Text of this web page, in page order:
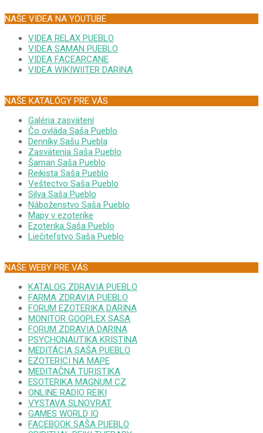
NAŠE VIDEA NA YOUTUBE
VIDEA RELAX PUEBLO
VIDEA SAMAN PUEBLO
VIDEA FACEARCANE
VIDEA WIKIWIITER DARINA
NAŠE KATALÓGY PRE VÁS
Galéria zasvätení
Čo ovláda Saša Pueblo
Denníky Sašu Puebla
Zasvätenia Saša Pueblo
Šaman Saša Pueblo
Reikista Saša Pueblo
Veštectvo Saša Pueblo
Silva Saša Pueblo
Náboženstvo Saša Pueblo
Mapy v ezoterike
Ezoterika Saša Pueblo
Liečiteľstvo Saša Pueblo
NAŠE WEBY PRE VÁS
KATALOG ZDRAVIA PUEBLO
FARMA ZDRAVIA PUEBLO
FORUM EZOTERIKA DARINA
MONITOR GOOPLEX SASA
FORUM ZDRAVIA DARINA
PSYCHONAUTIKA KRISTINA
MEDITÁCIA SAŠA PUEBLO
EZOTERICI NA MAPE
MEDITAČNÁ TURISTIKA
ESOTERIKA MAGNUM CZ
ONLINE RADIO REIKI
VYSTAVA SLNOVRAT
GAMES WORLD IQ
FACEBOOK SAŠA PUEBLO